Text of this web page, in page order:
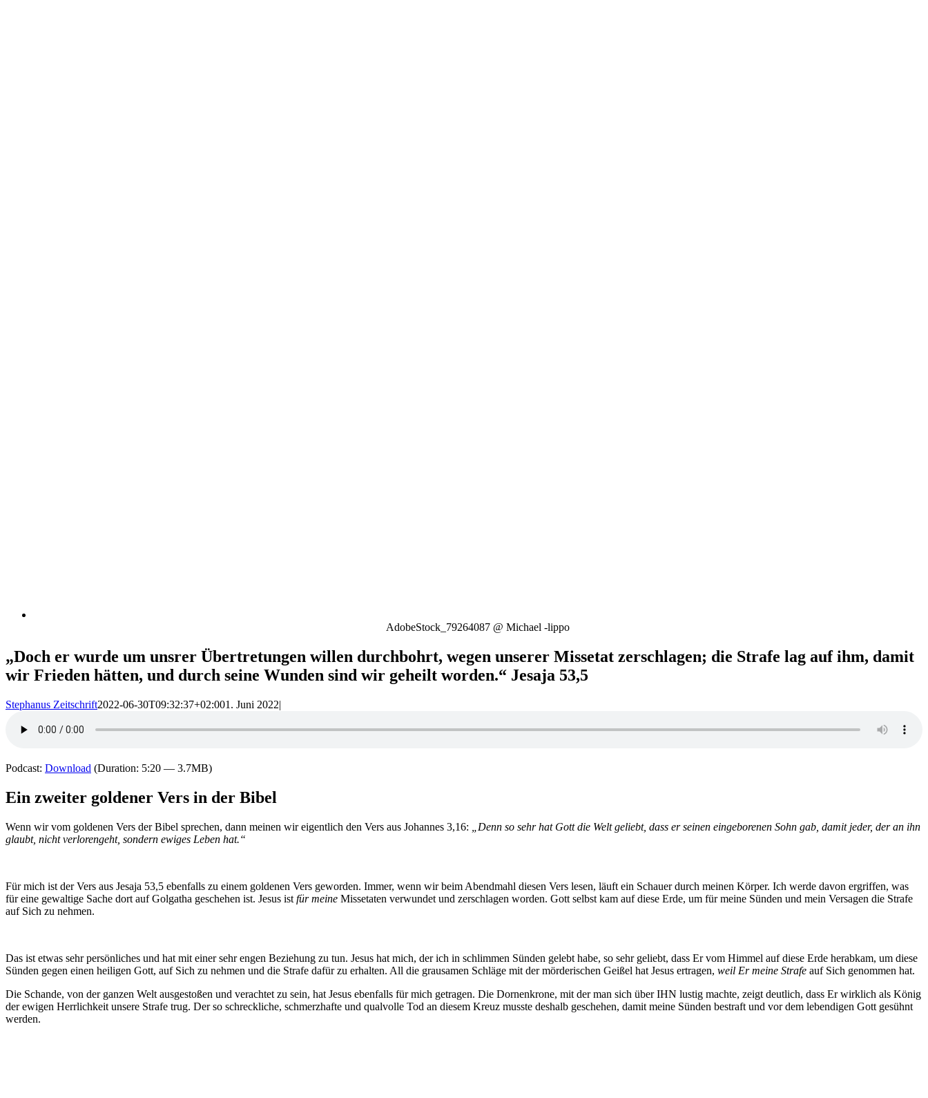
AdobeStock_79264087 @ Michael -lippo
„Doch er wurde um unsrer Übertretungen willen durchbohrt, wegen unserer Missetat zerschlagen; die Strafe lag auf ihm, damit
wir Frieden hätten, und durch seine Wunden sind wir geheilt worden.“ Jesaja 53,5
Stephanus Zeitschrift2022-06-30T09:32:37+02:001. Juni 2022|
Podcast: Download (Duration: 5:20 — 3.7MB)
Ein zweiter goldener Vers in der Bibel
Wenn wir vom goldenen Vers der Bibel sprechen, dann meinen wir eigentlich den Vers aus Johannes 3,16:
„Denn so sehr hat Gott die Welt geliebt, dass er seinen eingeborenen Sohn gab, damit jeder, der an ihn
glaubt, nicht verlorengeht, sondern ewiges Leben hat.“
Für mich ist der Vers aus Jesaja 53,5 ebenfalls zu einem goldenen Vers geworden. Immer, wenn wir beim Abendmahl diesen Vers lesen, läuft ein Schauer durch meinen Körper. Ich werde davon ergriffen, was
für eine gewaltige Sache dort auf Golgatha geschehen ist. Jesus ist für meine Missetaten verwundet und zerschlagen worden. Gott selbst kam auf diese Erde, um für meine Sünden und mein Versagen die Strafe
auf Sich zu nehmen.
Das ist etwas sehr persönliches und hat mit einer sehr engen Beziehung zu tun. Jesus hat mich, der ich in schlimmen Sünden gelebt habe, so sehr geliebt, dass Er vom Himmel auf diese Erde herabkam, um diese
Sünden gegen einen heiligen Gott, auf Sich zu nehmen und die Strafe dafür zu erhalten. All die grausamen Schläge mit der mörderischen Geißel hat Jesus ertragen, weil Er meine Strafe auf Sich genommen hat.
Die Schande, von der ganzen Welt ausgestoßen und verachtet zu sein, hat Jesus ebenfalls für mich getragen. Die Dornenkrone, mit der man sich über IHN lustig machte, zeigt deutlich, dass Er wirklich als König
der ewigen Herrlichkeit unsere Strafe trug. Der so schreckliche, schmerzhafte und qualvolle Tod an diesem Kreuz musste deshalb geschehen, damit meine Sünden bestraft und vor dem lebendigen Gott gesühnt
werden.